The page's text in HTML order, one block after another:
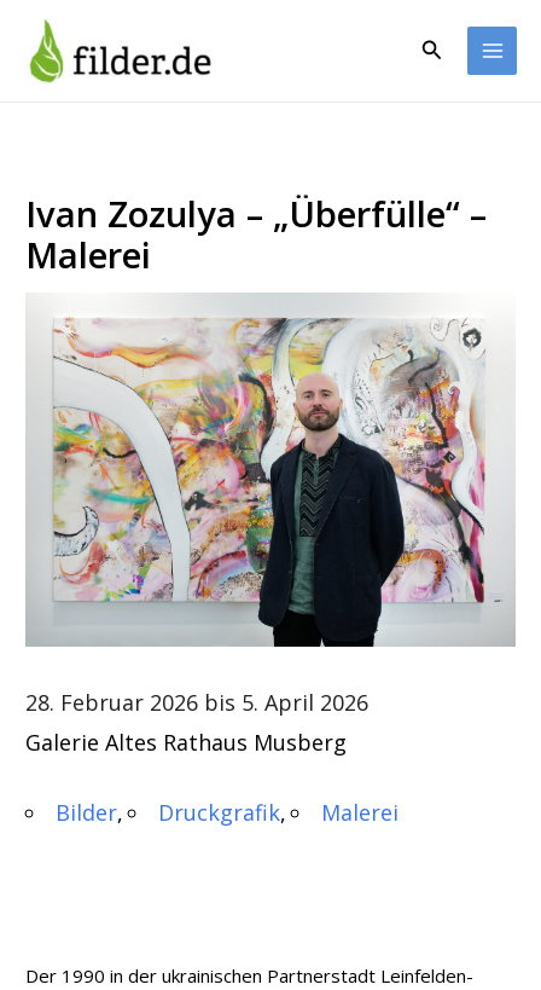
Inhalt
springen
Suchen
Ivan Zozulya – „Überfülle“ –
Malerei
28. Februar 2026 bis 5. April 2026
Galerie Altes Rathaus Musberg
Bilder Druckgrafik Malerei
Der 1990 in der ukrainischen Partnerstadt Leinfelden-